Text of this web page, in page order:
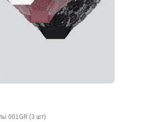
001GR (3 шт)